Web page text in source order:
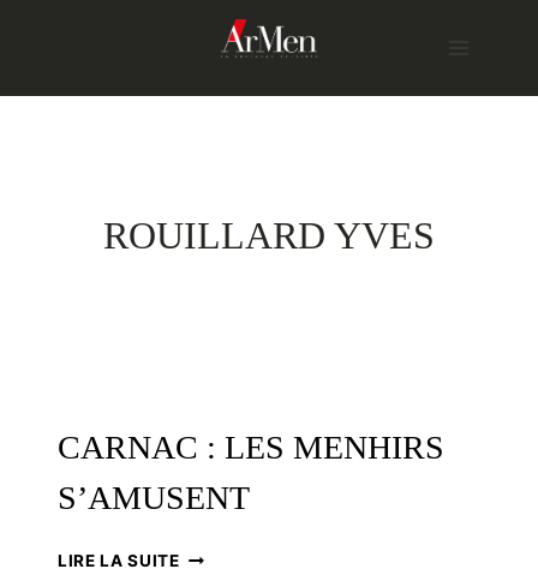
ROUILLARD YVES
CARNAC : LES MENHIRS
S’AMUSENT
LIRE LA SUITECARNAC